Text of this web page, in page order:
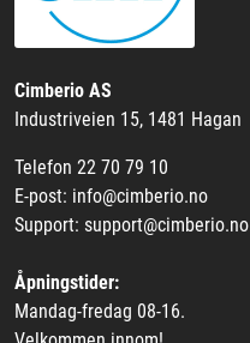
Cimberio AS
Industriveien 15, 1481 Hagan
Telefon 22 70 79 10
E-post: info@cimberio.no
Support: support@cimberio.no
Åpningstider:
Mandag-fredag 08-16.